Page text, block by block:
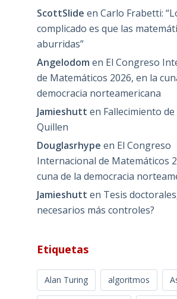
ScottSlide en Carlo Frabetti:
complicado es que las
aburridas”
Angelodom en El Congreso
de Matemáticos 2026, en la
democracia norteamericana
Jamieshutt en Fallecimiento de
Quillen
Douglasrhype en El Congreso
Internacional de Matemáticos
cuna de la democracia
Jamieshutt en Tesis
necesarios más controles?
Etiquetas
Alan Turing algoritmos